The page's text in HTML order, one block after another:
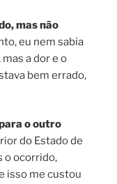
mas não
eu nem sabia
a dor e o
bem errado,
o outro
do Estado de
o ocorrido,
isso me custou